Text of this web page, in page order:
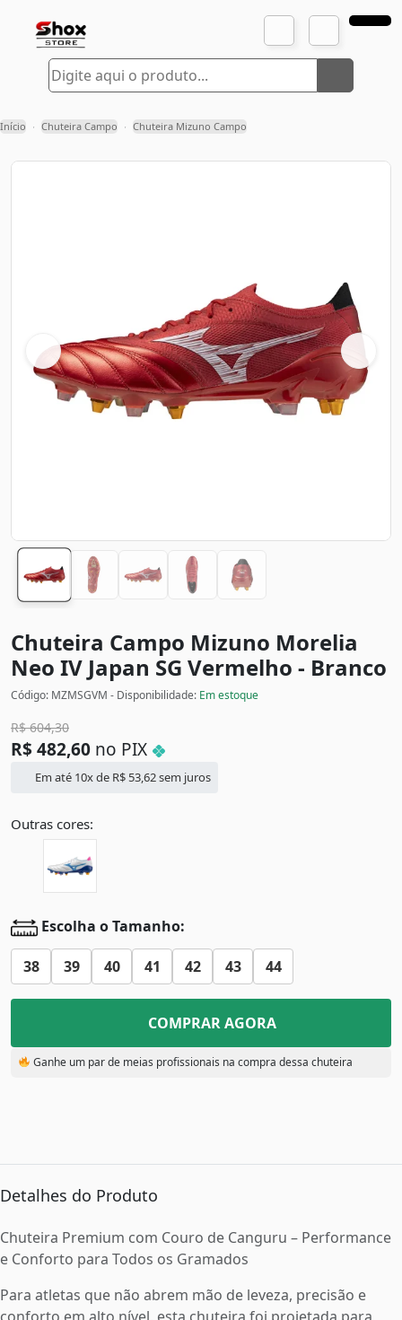
Início › Chuteira Campo › Chuteira Mizuno Campo
Chuteira Campo Mizuno Morelia
Neo IV Japan SG Vermelho - Branco
Código: MZMSGVM - Disponibilidade: Em estoque
R$604,30
R$ 482,60 no PIX
Em até 10x de R$ 53,62sem juros
Outras cores:
Escolha o Tamanho:
38 39 40 41 42 43 44
COMPRAR AGORA
Ganhe um par de meias profissionais na compra dessa chuteira
Detalhes do Produto
Chuteira Premium com Couro de Canguru – Performance
e Conforto para Todos os Gramados
Para atletas que não abrem mão de leveza, precisão e